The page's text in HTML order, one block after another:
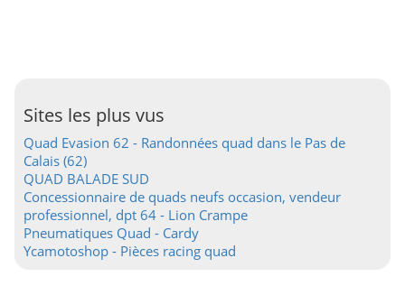
Sites les plus vus
Quad Evasion 62 - Randonnées quad dans le Pas de
Calais (62)
QUAD BALADE SUD
Concessionnaire de quads neufs occasion, vendeur
professionnel, dpt 64 - Lion Crampe
Pneumatiques Quad - Cardy
Ycamotoshop - Pièces racing quad